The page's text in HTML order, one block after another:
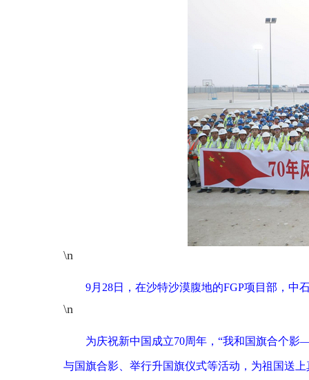
\n
9月28日，在沙特沙漠腹地的FGP项目部，中
\n
为庆祝新中国成立70周年，“我和国旗合个
与国旗合影、举行升国旗仪式等活动，为祖国送